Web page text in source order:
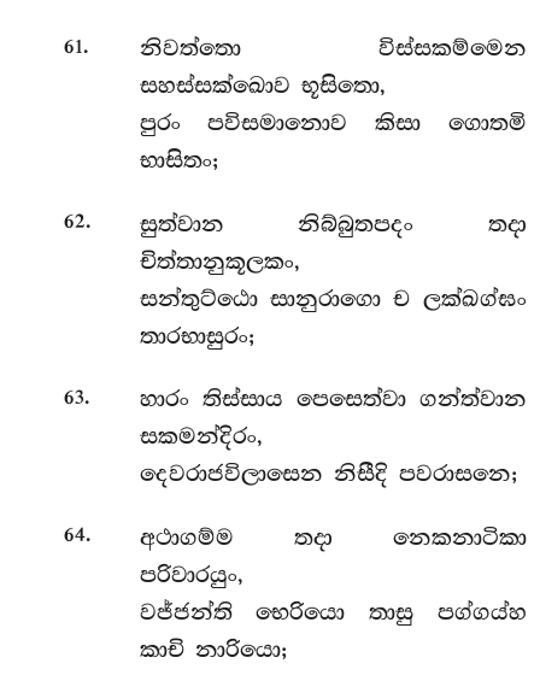
61.
නිවත්තො විස්සකම්මෙන
සහස්සක්ඛොව භූසිතො,
පුරං පවිසමානොව කිසා ගොතමි
භාසිතං;
62.
සුත්වාන නිබ්බුතපදං තදා
චිත්තානුකූලකං,
සන්තුට්ඨො සානුරාගො ච ලක්ඛග්ඝං
තාරභාසුරං;
63.
හාරං තිස්සාය පෙසෙත්වා ගන්ත්වාන
සකමන්දිරං,
දෙවරාජවිලාසෙන නිසීදි පවරාසනෙ;
64.
අථාගම්ම තදා නෙකනාටිකා
පරිවාරයුං,
වජ්ජන්ති භෙරියො තාසු පග්ගය්හ
කාචි නාරියො;